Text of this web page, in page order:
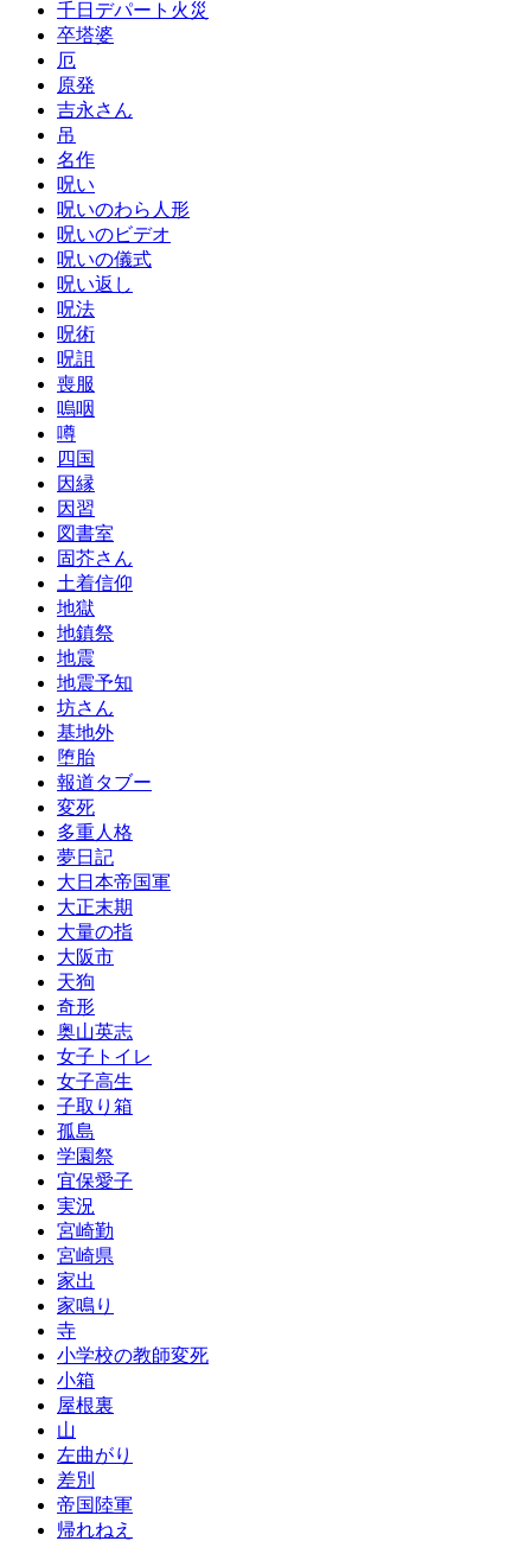
千日デパート火災
卒塔婆
厄
原発
吉永さん
吊
名作
呪い
呪いのわら人形
呪いのビデオ
呪いの儀式
呪い返し
呪法
呪術
呪詛
喪服
嗚咽
噂
四国
因縁
因習
図書室
固芥さん
土着信仰
地獄
地鎮祭
地震
地震予知
坊さん
基地外
堕胎
報道タブー
変死
多重人格
夢日記
大日本帝国軍
大正末期
大量の指
大阪市
天狗
奇形
奥山英志
女子トイレ
女子高生
子取り箱
孤島
学園祭
宜保愛子
実況
宮崎勤
宮崎県
家出
家鳴り
寺
小学校の教師変死
小箱
屋根裏
山
左曲がり
差別
帝国陸軍
帰れねえ